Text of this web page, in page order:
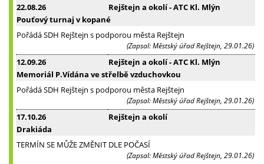
22.08.26
Rejštejn a okolí - ATC Kl. Mlýn
Pouťový turnaj v kopané
Pořádá SDH Rejštejn s podporou města Rejštejn
(Zapsal: Městský úřad Rejštejn, 29.01.26)
12.09.26
Rejštejn a okolí - ATC Kl. Mlýn
Memoriál P.Vídána ve střelbě vzduchovkou
Pořádá SDH Rejštejn s podporou města Rejštejn
(Zapsal: Městský úřad Rejštejn, 29.01.26)
17.10.26
Rejštejn a okolí
Drakiáda
TERMÍN SE MŮŽE ZMĚNIT DLE POČASÍ
(Zapsal: Městský úřad Rejštejn, 29.01.26)